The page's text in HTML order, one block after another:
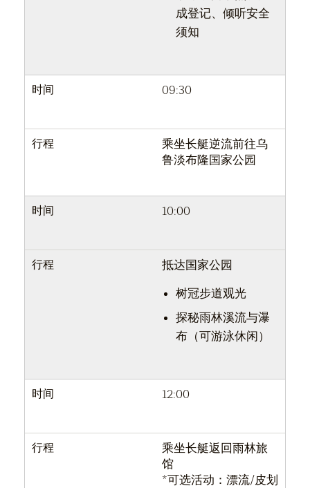
成登记、倾听安全
须知
时间 09:30
行程
乘坐长艇逆流前往乌
鲁淡布隆国家公园
时间 10:00
行程 抵达国家公园
树冠步道观光
探秘雨林溪流与瀑
布（可游泳休闲）
时间 12:00
行程
乘坐长艇返回雨林旅
馆
*可选活动：漂流/皮划